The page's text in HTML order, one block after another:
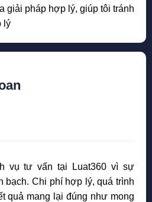
giải pháp hợp lý, giúp tôi tránh
lý
vụ tư vấn tại Luat360 vì sự
bạch. Chi phí hợp lý, quá trình
quả mang lại đúng như mong